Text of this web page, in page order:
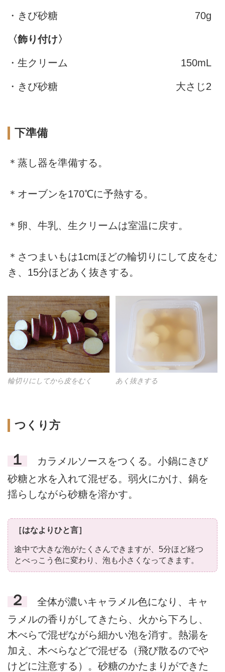
・きび砂糖 70g
〈飾り付け〉
・生クリーム 150mL
・きび砂糖 大さじ2
下準備
＊蒸し器を準備する。
＊オーブンを170℃に予熱する。
＊卵、牛乳、生クリームは室温に戻す。
＊さつまいもは1cmほどの輪切りにして皮をむ
き、15分ほどあく抜きする。
輪切りにしてから皮をむく あく抜きする
つくり方
１
カラメルソースをつくる。小鍋にきび
砂糖と水を入れて混ぜる。弱火にかけ、鍋を
揺らしながら砂糖を溶かす。
［はなよりひと言］
途中で大きな泡がたくさんできますが、5分ほど経つ
とべっこう色に変わり、泡も小さくなってきます。
２
全体が濃いキャラメル色になり、キャ
ラメルの香りがしてきたら、火から下ろし、
木べらで混ぜながら細かい泡を消す。熱湯を
加え、木べらなどで混ぜる（飛び散るのでや
けどに注意する）。砂糖のかたまりができた